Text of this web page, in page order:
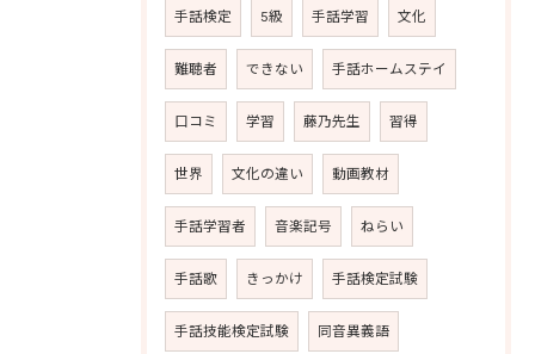
手話検定 5級 手話学習 文化
難聴者 できない 手話ホームステイ
口コミ 学習 藤乃先生 習得
世界 文化の違い 動画教材
手話学習者 音楽記号 ねらい
手話歌 きっかけ 手話検定試験
手話技能検定試験 同音異義語